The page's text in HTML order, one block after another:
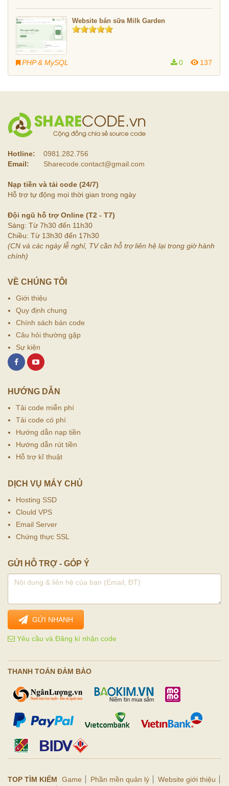
Website bán sữa Milk Garden
PHP & MySQL 137
0
Hotline:
0981.282.756
Email:
Sharecode.contact@gmail.com
Nạp tiền và tải code (24/7)
Hỗ trợ tự động mọi thời gian trong ngày
Đội ngũ hỗ trợ Online (T2 - T7)
Sáng: Từ 7h30 đến 11h30
Chiều: Từ 13h30 đến 17h30
(CN và các ngày lễ nghỉ, TV cần hỗ trợ liên hệ lại trong giờ hành
chính)
VỀ CHÚNG TÔI
Giới thiệu
Quy định chung
Chính sách bán code
Câu hỏi thường gặp
Sự kiện
HƯỚNG DẪN
Tải code miễn phí
Tải code có phí
Hướng dẫn nạp tiền
Hướng dẫn rút tiền
Hỗ trợ kĩ thuật
DỊCH VỤ MÁY CHỦ
Hosting SSD
Clould VPS
Email Server
Chứng thực SSL
GỬI HỖ TRỢ - GÓP Ý
GỬI NHANH
Yêu cầu và Đăng kí nhận code
THANH TOÁN ĐẢM BẢO
TOP TÌM KIẾM Game Phần mền quản lý
Website giới thiệu